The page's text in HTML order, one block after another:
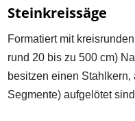
Steinkreissäge
Formatiert mit
rund 20 bis zu 500 cm)
besitzen einen
Segmente) aufgelötet